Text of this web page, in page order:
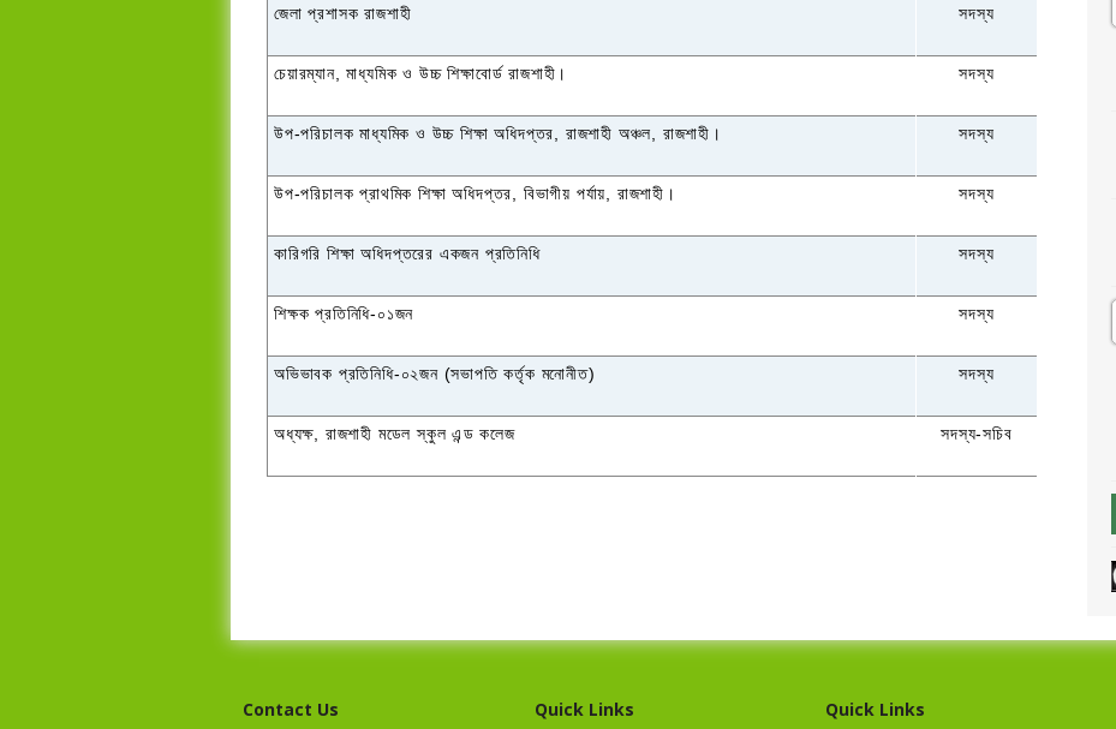
জেলা প্রশাসক রাজশাহী সদস্য
চেয়ারম্যান,মাধ্যমিক ও উচ্চ শিক্ষাবোর্ড রাজশাহী। সদস্য
উপ-পরিচালক মাধ্যমিক ও উচ্চ শিক্ষা অধিদপ্তর রাজশাহী অঞ্চল রাজশাহী। সদস্য
উপ-পরিচালক প্রাথমিক শিক্ষা অধিদপ্তর বিভাগীয় পর্যায় রাজশাহী। সদস্য
কারিগরি শিক্ষা অধিদপ্তরের একজন প্রতিনিধি সদস্য
শিক্ষক প্রতিনিধি-০১জন সদস্য
অভিভাবক প্রতিনিধি-০২জন (সভাপতি কর্তৃক মনোনীত) সদস্য
অধ্যক্ষ রাজশাহী মডেল স্কুল এন্ড কলেজ সদস্য-সচিব
Contact Us Quick Links Quick Links